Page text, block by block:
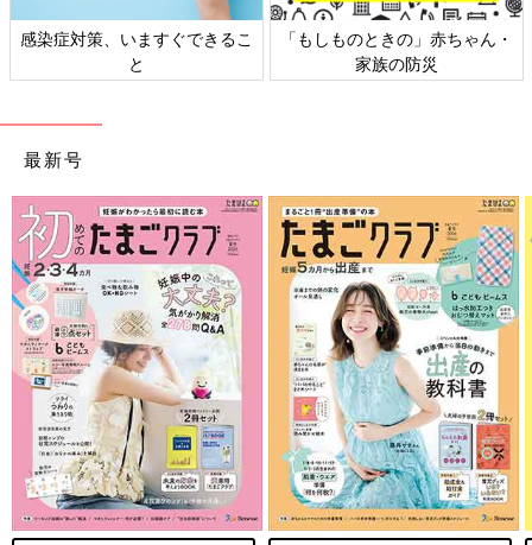
出典：Instagramアカウント「7r5r_gram」
7r5r_gramさんが紹介しているのは、ハローキティのモンキーパ
ンツ。おしり部分のデザインは、ハローキティの耳とリボンが立
的な部分が遊具などに引っかかる心配もあるため、室内遊びのと
きなど、引っかかる心配のないシーンで着用するのがおすすめで
きやすいのもGOOD！
ポップな総柄デザインが子どもらしくて◎。人気キ
ャラ勢ぞろいの半袖Tシャツ
感染症対策、いますぐできるこ
と
「もしものときの」赤ちゃん・
家族の防災
最新号